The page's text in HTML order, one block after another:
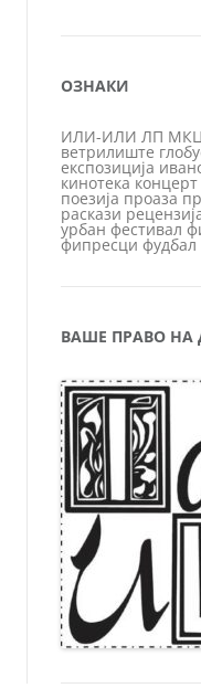
ОЗНАКИ
ИЛИ-ИЛИ ЛП МКЦ
ветрилиште
експозиција
кинотека концерт
поезија проаза
раскази
урбан фестивал
фипресци фудбал
ВАШЕ ПРАВО НА